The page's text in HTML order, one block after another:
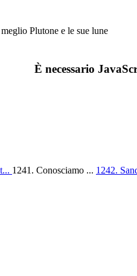
Plutone e le sue lune
È necessario
1241. Conosciamo ... 1242.